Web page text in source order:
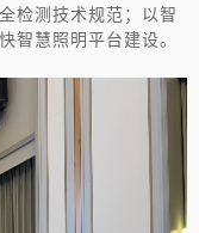
检测技术规范；以智
智慧照明平台建设。